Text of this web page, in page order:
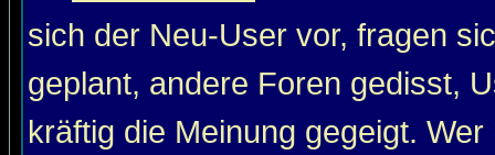
sich der Neu-User vor, fragen
geplant, andere Foren gedisst,
kräftig die Meinung gegeigt.